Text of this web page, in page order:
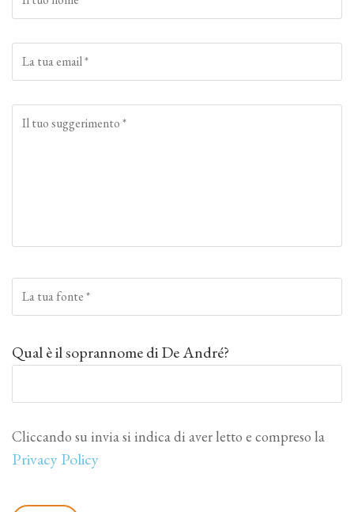
Qual è il soprannome di De André?
Cliccando su invia si indica di aver letto e compreso la
Privacy Policy